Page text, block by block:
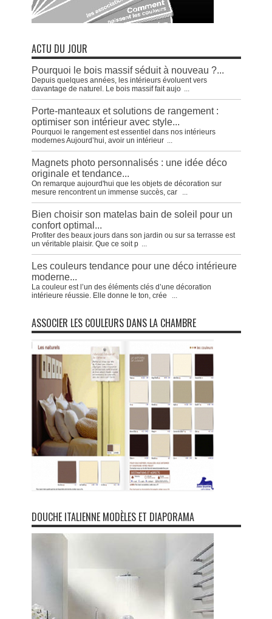
ACTU DU JOUR
Pourquoi le bois massif séduit à nouveau ?...
Depuis quelques années, les intérieurs évoluent vers
davantage de naturel. Le bois massif fait aujo ...
Porte-manteaux et solutions de rangement :
optimiser son intérieur avec style...
Pourquoi le rangement est essentiel dans nos intérieurs
modernes Aujourd’hui, avoir un intérieur ...
Magnets photo personnalisés : une idée déco
originale et tendance...
On remarque aujourd'hui que les objets de décoration sur
mesure rencontrent un immense succès, car
...
Bien choisir son matelas bain de soleil pour un
confort optimal...
Profiter des beaux jours dans son jardin ou sur sa terrasse est
un véritable plaisir. Que ce soit p ...
Les couleurs tendance pour une déco intérieure
moderne...
La couleur est l’un des éléments clés d’une décoration
intérieure réussie. Elle donne le ton, crée
...
ASSOCIER LES COULEURS DANS LA CHAMBRE
DOUCHE ITALIENNE MODÈLES ET DIAPORAMA